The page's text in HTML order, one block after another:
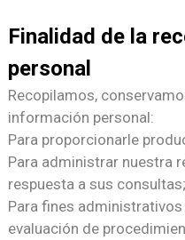
Finalidad de la
personal
Recopilamos,
información personal:
Para proporcionarle
Para administrar nuestra
respuesta a sus consultas;
Para fines
evaluación de